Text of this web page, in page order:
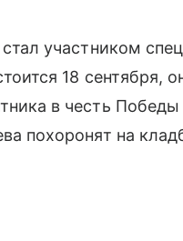
участником
18 сентября,
в честь Победы
похоронят на